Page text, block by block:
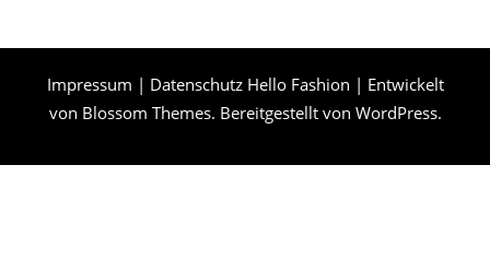
Impressum | DatenschutzHello Fashion | Entwickelt
von Blossom Themes. Bereitgestellt von WordPress.